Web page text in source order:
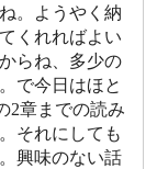
。ようやく納
くれればよい
らね、多少の
で今日はほと
2章までの読み
それにしても
興味のない話